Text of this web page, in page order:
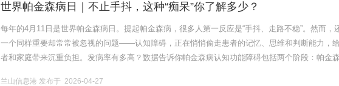
世界帕金森病日｜不止手抖，这种“痴呆”你了解多少？
每年的4月11日是世界帕金森病日。提起帕金森病，很多人第一反应是“手抖、走路不稳”。然而，
一个同样重要却常常被忽视的问题——认知障碍，正在悄悄偷走患者的记忆、思维和判断能力，
者和家庭带来沉重负担。发病率有多高？数据告诉你帕金森病认知功能障碍包括两个阶段：帕金
兰山信息港 发布于 2026-04-27